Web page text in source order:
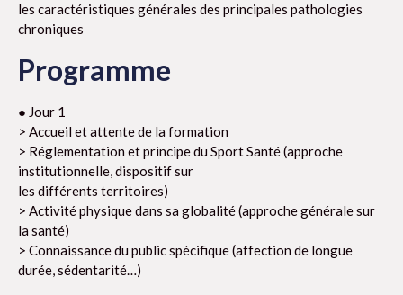
les caractéristiques générales des principales pathologies
chroniques
Programme
● Jour 1
> Accueil et attente de la formation
> Réglementation et principe du Sport Santé (approche
institutionnelle, dispositif sur
les différents territoires)
> Activité physique dans sa globalité (approche générale sur
la santé)
> Connaissance du public spécifique (affection de longue
durée, sédentarité…)